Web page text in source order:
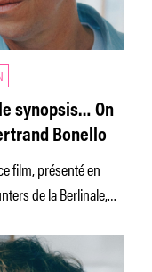
On
Bonello
film, présenté en
de la Berlinale,